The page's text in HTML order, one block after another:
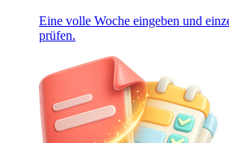
Eine volle Woche eingeben und
prüfen.